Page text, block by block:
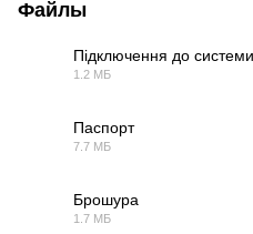
Файлы
Підключення до
1.2 МБ
Паспорт
7.7 МБ
Брошура
1.7 МБ